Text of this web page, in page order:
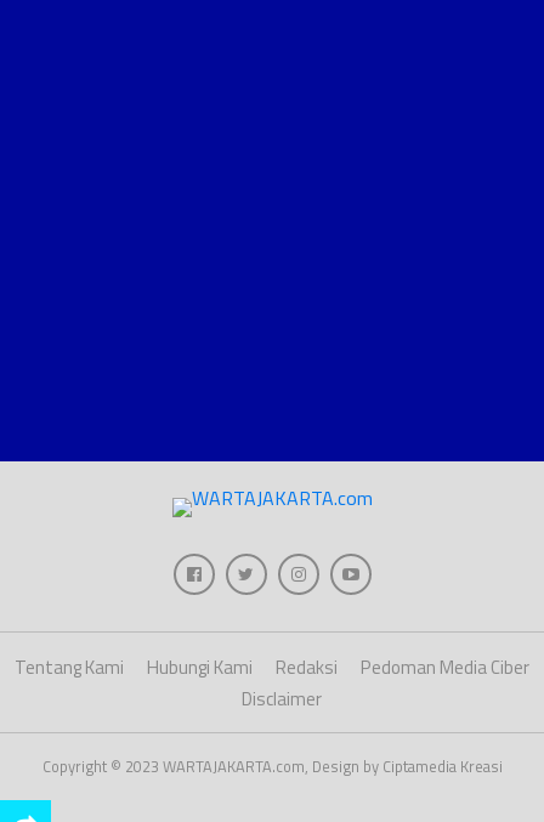
Tentang Kami Hubungi Kami Redaksi
Pedoman Media Ciber
Disclaimer
Copyright © 2023 WARTAJAKARTA.com, Design by Ciptamedia Kreasi